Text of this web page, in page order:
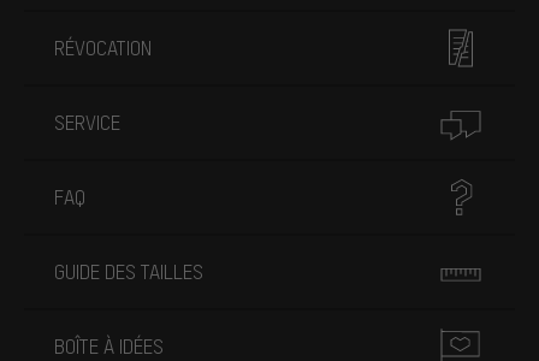
RÉVOCATION
SERVICE
FAQ
GUIDE DES TAILLES
BOÎTE À IDÉES